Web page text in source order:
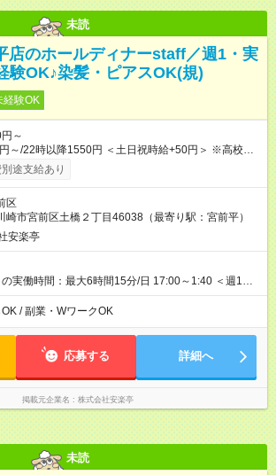
未読
のホールディナーstaff／週1・実
験OK♪染髪・ピアスOK(規)
経験OK
～
降1550円 ＜土日祝時給+50円＞ ※高校生
さ：12ヶ
態、給与は本採用時と同じです。 ※最大12ヶ月の間
途支給あり
区
崎市宮前区土橋２丁目46038（最寄り駅：宮前平）
安楽亭
実働時間：最大6時間15分/日 17:00～1:40 ＜週1日
！＞ ※18歳未満・高校生は21:30までの勤務 ・シフ
告制だから私生活優先でOK◎ ・週1日もあれば週5日
」など希望に合わせて働けます！
/ 副業・WワークOK
応募する 詳細へ
掲載元企業名 株式会社安楽亭
未読